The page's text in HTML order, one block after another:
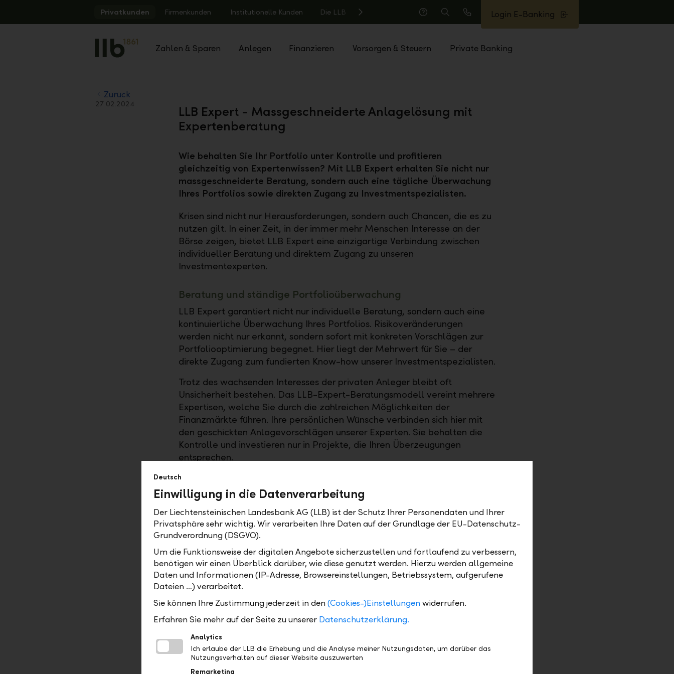
Privatkunden Firmenkunden Institutionelle Kunden Die LLB
Hilfe
Suche
Anrufen
Login E-Banking
Zahlen & Sparen Anlegen Finanzieren Vorsorgen & Steuern Private Banking
Zurück
27.02.2024
LLB Expert - Massgeschneiderte Anlagelösung mit
Expertenberatung
Wie behalten Sie Ihr Portfolio unter Kontrolle und profitieren
gleichzeitig von Expertenwissen? Mit LLB Expert erhalten Sie nicht nur
massgeschneiderte Beratung, sondern auch eine tägliche Überwachung
Ihres Portfolios sowie direkten Zugang zu Investmentspezialisten.
Krisen sind nicht nur Herausforderungen, sondern auch Chancen, die es zu
nutzen gilt. In einer Zeit, in der immer mehr Menschen Interesse an der
Börse zeigen, bietet LLB Expert eine einzigartige Verbindung zwischen
individueller Beratung und direktem Zugang zu unseren
Investmentexperten.
Beratung und ständige Portfolioüberwachung
LLB Expert garantiert nicht nur individuelle Beratung, sondern auch eine
kontinuierliche Überwachung Ihres Portfolios. Risikoveränderungen
werden nicht nur erkannt, sondern sofort mit konkreten Vorschlägen zur
Portfoliooptimierung begegnet. Hier liegt der Mehrwert für Sie – der
direkte Zugang zum fundierten Know-how unserer Investmentspezialisten.
Trotz des wachsenden Interesses der privaten Anleger bleibt oft
Unsicherheit bestehen. Das LLB-Expert-Beratungsmodell vereint mehrere
Expertisen, welche Sie durch die zahlreichen Möglichkeiten der
Finanzmärkte führen. Ihre persönlichen Wünsche verbinden sich hier mit
den geschickten Anlagevorschlägen unserer Experten. Sie behalten die
Kontrolle und investieren nur in Projekte, die Ihren Überzeugungen
entsprechen.
"LLB Expert" bietet Ihnen nicht nur eine Anlagelösung, sondern auch
umfassende Sicherheit und Überwachung Ihrer Investments. Ihre
persönliche Anlagestrategie steht im Mittelpunkt, und Sie haben die
Möglichkeit, sie individuell anzupassen. Die regelmässige, auf Wunsch
sogar tägliche Überwachung Ihrer Strategie gewährleistet, dass
Risikoveränderungen sofort erkannt werden. Bei Kauf- und
Verkaufsentscheidungen unterliegt jede Entscheidung einer strengen
Eignungsprüfung, und alle Entscheidungen werden transparent dargestellt
und sorgfältig protokolliert. Bestätigungen von Anlagevorschlägen via
Mobile Banking und detaillierte Steuerauszüge tragen weiterhin zu einer
transparenten und partnerschaftlichen Zusammenarbeit bei.
Kontinuierliche Optimierung und Performance
Deutsch
Einwilligung in die Datenverarbeitung
Der Liechtensteinischen Landesbank AG (LLB) ist der Schutz Ihrer Personendaten und Ihrer
Privatsphäre sehr wichtig. Wir verarbeiten Ihre Daten auf der Grundlage der EU-Datenschutz-
Grundverordnung (DSGVO).
Um die Funktionsweise der digitalen Angebote sicherzustellen und fortlaufend zu verbessern,
benötigen wir einen Überblick darüber, wie diese genutzt werden. Hierzu werden allgemeine
Daten und Informationen (IP-Adresse, Browsereinstellungen, Betriebssystem, aufgerufene
Dateien …) verarbeitet.
Sie können Ihre Zustimmung jederzeit in den(Cookies-)Einstellungenwiderrufen.
Erfahren Sie mehr auf der Seite zu unserer Datenschutzerklärung.
Analytics
Ich erlaube der LLB die Erhebung und die Analyse meiner Nutzungsdaten, um darüber das
Nutzungsverhalten auf dieser Website auszuwerten
Remarketing